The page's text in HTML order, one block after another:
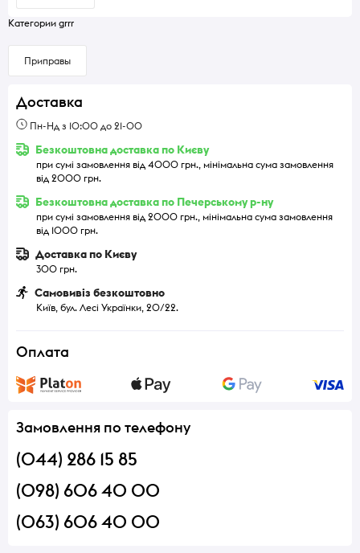
Категории grrr
Приправы
Доставка
Пн-Нд з 10:00 до 21-00
Безкоштовна доставка по Києву
при сумі замовлення від 4000 грн., мінімальна сума замовлення
від 2000 грн.
Безкоштовна доставка по Печерському р-ну
при сумі замовлення від 2000 грн., мінімальна сума замовлення
від 1000 грн.
Доставка по Києву
300 грн.
Самовивіз безкоштовно
Київ, бул. Лесі Українки, 20/22.
Оплата
Замовлення по телефону
(044) 286 15 85
(098) 606 40 00
(063) 606 40 00